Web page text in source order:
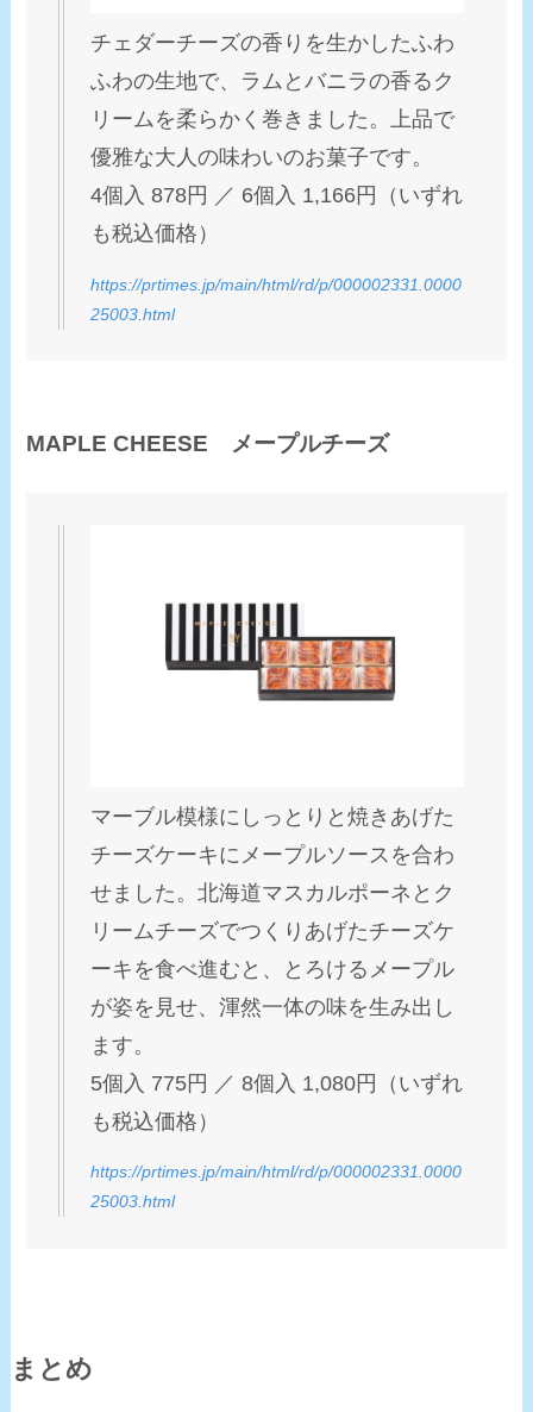
チェダーチーズの香りを生かしたふわ
ふわの生地で、ラムとバニラの香るク
リームを柔らかく巻きました。上品で
優雅な大人の味わいのお菓子です。
4個入 878円 ／ 6個入 1,166円（いずれ
も税込価格）
https://prtimes.jp/main/html/rd/p/000002331.0000
25003.html
MAPLE CHEESE メープルチーズ
マーブル模様にしっとりと焼きあげた
チーズケーキにメープルソースを合わ
せました。北海道マスカルポーネとク
リームチーズでつくりあげたチーズケ
ーキを食べ進むと、とろけるメープル
が姿を見せ、渾然一体の味を生み出し
ます。
5個入 775円 ／ 8個入 1,080円（いずれ
も税込価格）
https://prtimes.jp/main/html/rd/p/000002331.0000
25003.html
まとめ